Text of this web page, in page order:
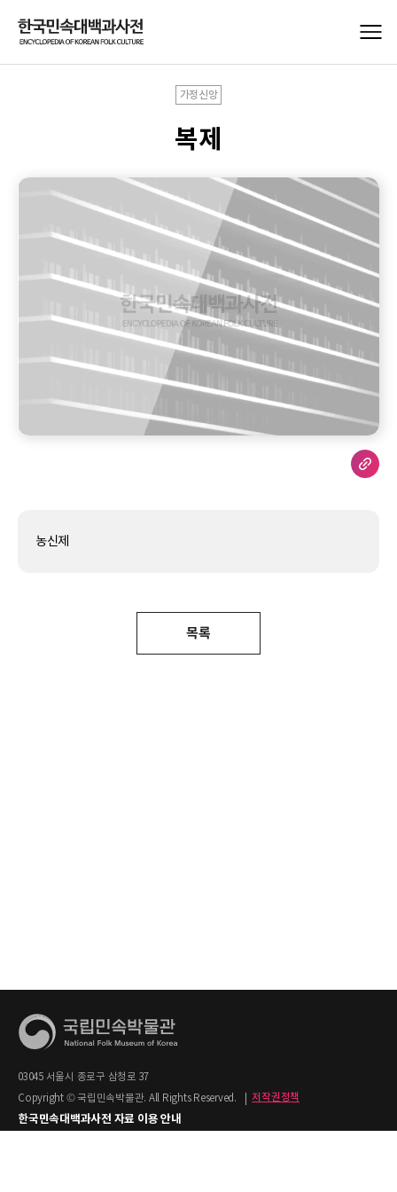
가정신앙
복제
농신제
목록
03045 서울시 종로구 삼청로 37
Copyright © 국립민속박물관. All Rights Reserved.
저작권정책
한국민속대백과사전 자료 이용 안내